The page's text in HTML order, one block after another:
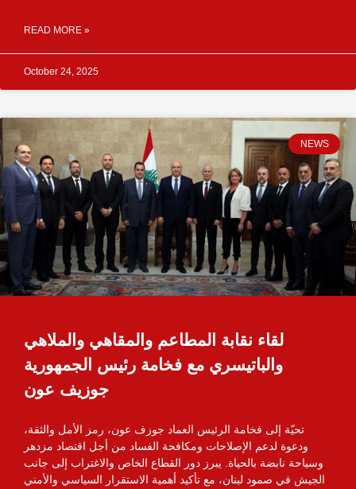
READ MORE »
October 24, 2025
NEWS
لقاء نقابة المطاعم والمقاهي والملاهي
والباتيسري مع فخامة رئيس الجمهورية
جوزيف عون
تحيّة إلى فخامة الرئيس العماد جوزف عون، رمز الأمل والثقة،
ودعوة لدعم الإصلاحات ومكافحة الفساد من أجل اقتصاد مزدهر
وسياحة نابضة بالحياة. يبرز دور القطاع الخاص والاغتراب إلى جانب
الجيش في صمود لبنان، مع تأكيد أهمية الاستقرار السياسي والأمني